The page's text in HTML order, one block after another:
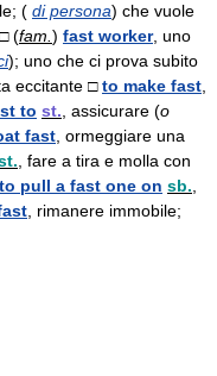
( di persona) che vuole
(fam. ) fast worker, uno
); uno che ci prova subito
eccitante □to make fast
to st. , assicurare (o
fast , ormeggiare una
, fare a tira e molla con
to pull a fast one on sb.
, rimanere immobile;